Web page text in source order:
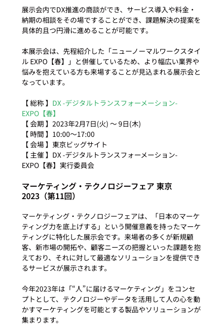
展示会内でDX推進の商談ができ、サービス導入や料金・
納期の相談をその場ですることができ、課題解決の提案を
具体的且つ円滑に進めることが可能です。
本展示会は、先程紹介した「ニューノーマルワークスタイ
ル EXPO【春】」と併催しているため、より幅広い業界や
悩みを抱えている方も来場することが見込まれる展示会と
なっています。
【 総称 】 DX -デジタルトランスフォーメーション-
EXPO【春】
【 会期 】2023年2月7日(火) ～ 9日(木)
【 時間 】10:00～17:00
【 会場 】東京ビッグサイト
【 主催 】DX -デジタルトランスフォーメーション-
EXPO【春】実行委員会
マーケティング・テクノロジーフェア 東京
2023（第11回）
マーケティング・テクノロジーフェアは、「日本のマーケ
ティング力を底上げする」という開催意義を持ったマーケ
ティングに特化した展示会です。来場者の多くが新規顧
客、新市場の開拓や、顧客ニーズの把握といった課題を抱
えており、それに対して最適なソリューションを提供でき
るサービスが展示されます。
今年2023年は「“人”に届けるマーケティング」をコンセ
プトとして、テクノロジーやデータを活用して人の心を動
かすマーケティングを可能とする製品やソリューションが
集まります。